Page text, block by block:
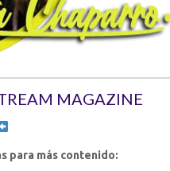
MAGAZINE
para más contenido: